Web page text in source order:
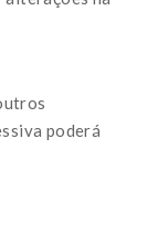
poderá